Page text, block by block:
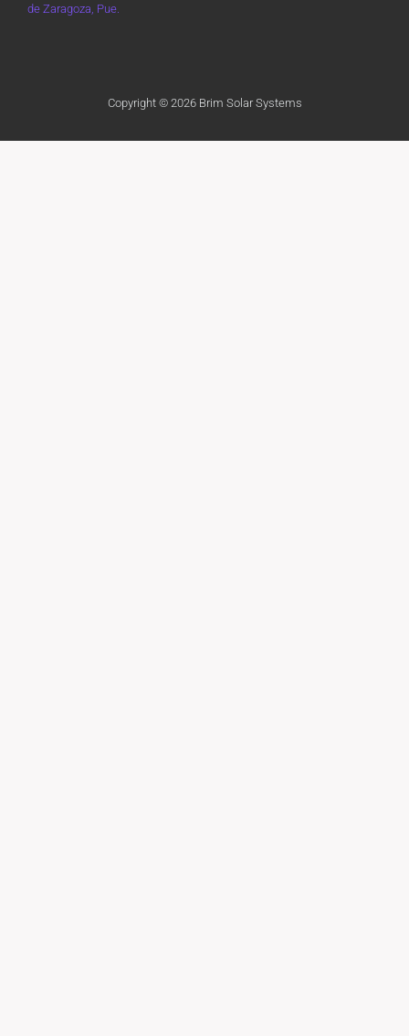
de Zaragoza, Pue.
Copyright © 2026 Brim Solar Systems